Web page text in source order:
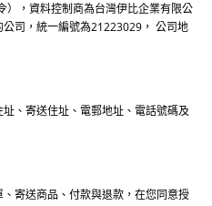
），資料控制商為台灣伊比企業有限公
公司，統一編號為21223029， 公司地
、寄送住址、電郵地址、電話號碼及
寄送商品、付款與退款，在您同意授